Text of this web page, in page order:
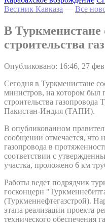
Вестник Кавказа — Все
В Туркменистане
строительства
Опубликовано: 16:46, 27
Сегодня в Туркменистане
министров, на котором был
строительства
Пакистан-Индия (ТАПИ).
В опубликованном
сообщении отмечается, что
газопровода в
соответствии с
участка, проложено 6 км
Работы ведет подрядчик
госконцерн
(Туркменнефтегазстрой).
этапа реализации проекта
технического обеспечения